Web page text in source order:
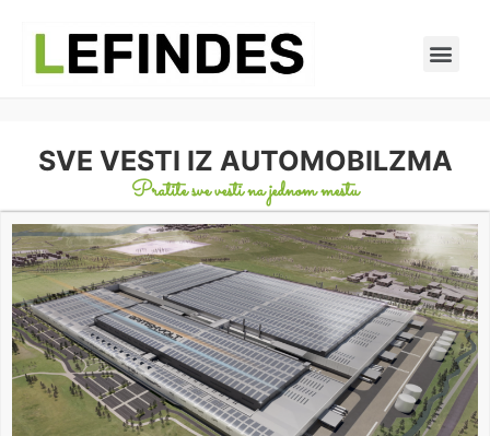
SVE VESTI IZ AUTOMOBILZMA
Pratite sve vesti na jednom mestu